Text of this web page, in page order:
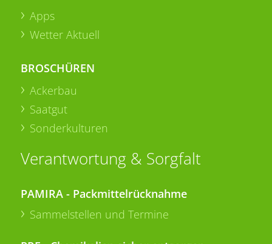
Apps
Wetter Aktuell
BROSCHÜREN
Ackerbau
Saatgut
Sonderkulturen
Verantwortung & Sorgfalt
PAMIRA - Packmittelrücknahme
Sammelstellen und Termine